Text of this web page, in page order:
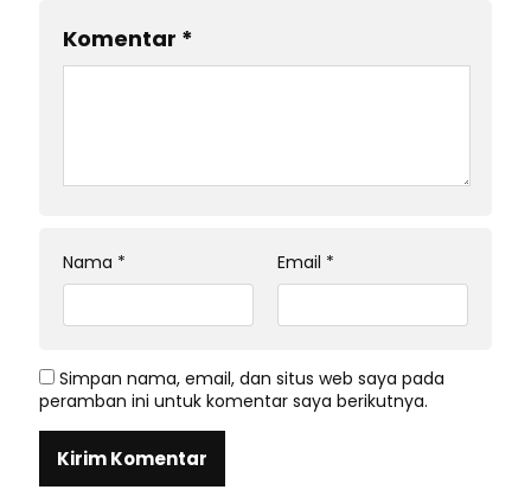
Komentar *
Nama * Email *
Simpan nama, email, dan situs web saya pada
peramban ini untuk komentar saya berikutnya.